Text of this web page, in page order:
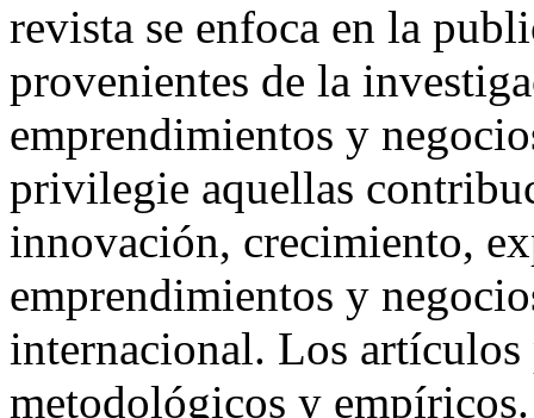
revista se enfoca en la
provenientes de la
emprendimientos y
privilegie aquellas
innovación, crecimiento,
emprendimientos y
internacional. Los artículos
metodológicos y